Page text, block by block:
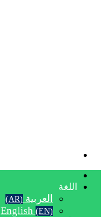
اللغة
العربية (AR)
English (EN)